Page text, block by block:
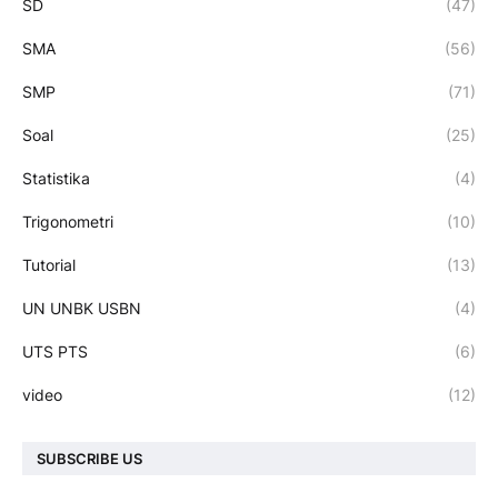
SD (47)
SMA (56)
SMP (71)
Soal (25)
Statistika (4)
Trigonometri (10)
Tutorial (13)
UN UNBK USBN (4)
UTS PTS (6)
video (12)
SUBSCRIBE US